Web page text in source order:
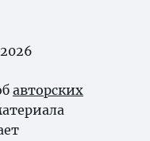
авторских